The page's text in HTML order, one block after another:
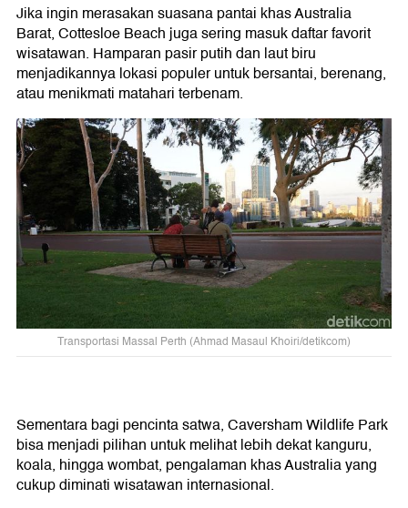
Jika ingin merasakan suasana pantai khas Australia
Barat, Cottesloe Beach juga sering masuk daftar favorit
wisatawan. Hamparan pasir putih dan laut biru
menjadikannya lokasi populer untuk bersantai, berenang,
atau menikmati matahari terbenam.
Transportasi Massal Perth (Ahmad Masaul Khoiri/detikcom)
Sementara bagi pencinta satwa, Caversham Wildlife Park
bisa menjadi pilihan untuk melihat lebih dekat kanguru,
koala, hingga wombat, pengalaman khas Australia yang
cukup diminati wisatawan internasional.